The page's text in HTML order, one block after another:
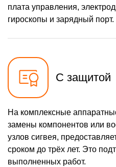
плата управления,
гироскопы и зарядный порт.
С защитой
На комплексные
замены компонентов или
узлов сигвея,
сроком до трёх лет. Это
выполненных работ.